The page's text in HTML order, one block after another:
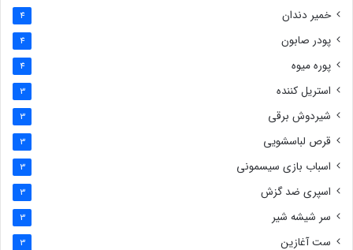
خمیر دندان 4
پودر صابون 4
پوره میوه 4
استریل کننده 3
شیردوش برقی 3
قرص لباسشویی 3
اسباب بازی سیسمونی 3
اسپری ضد گزش 3
سر شیشه شیر 3
ست آغازین 3